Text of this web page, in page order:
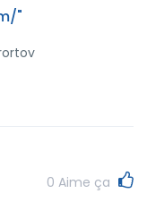
"
0 Aime ça